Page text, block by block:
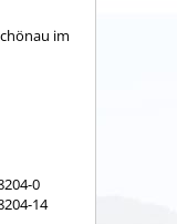
im
0
14